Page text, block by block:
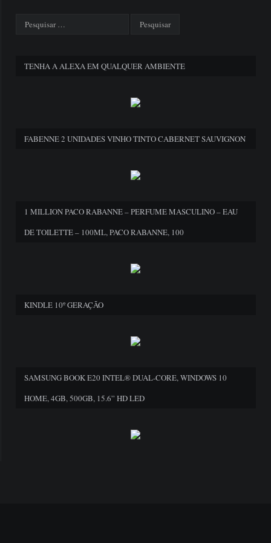
TENHA A ALEXA EM QUALQUER AMBIENTE
FABENNE 2 UNIDADES VINHO TINTO CABERNET SAUVIGNON
1 MILLION PACO RABANNE – PERFUME MASCULINO – EAU
DE TOILETTE – 100ML, PACO RABANNE, 100
KINDLE 10º GERAÇÃO
SAMSUNG BOOK E20 INTEL® DUAL-CORE, WINDOWS 10
HOME, 4GB, 500GB, 15.6” HD LED